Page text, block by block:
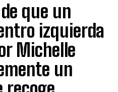
que un
izquierda
Michelle
un